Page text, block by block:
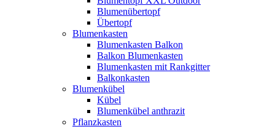
Blumenübertopf
Übertopf
Blumenkasten
Blumenkasten Balkon
Balkon Blumenkasten
Blumenkasten mit Rankgitter
Balkonkasten
Blumenkübel
Kübel
Blumenkübel anthrazit
Pflanzkasten